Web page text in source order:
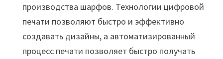
производства шарфов. Технологии цифровой
печати позволяют быстро и эффективно
создавать дизайны, а автоматизированный
процесс печати позволяет быстро получать